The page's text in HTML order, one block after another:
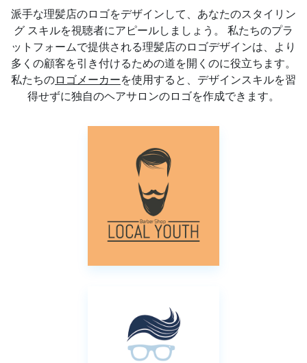
派手な理髪店のロゴをデザインして、あなたのスタイリン
グ スキルを視聴者にアピールしましょう。 私たちのプラ
ットフォームで提供される理髪店のロゴデザインは、より
多くの顧客を引き付けるための道を開くのに役立ちます。
私たちのロゴメーカーを使用すると、デザインスキルを習
得せずに独自のヘアサロンのロゴを作成できます。